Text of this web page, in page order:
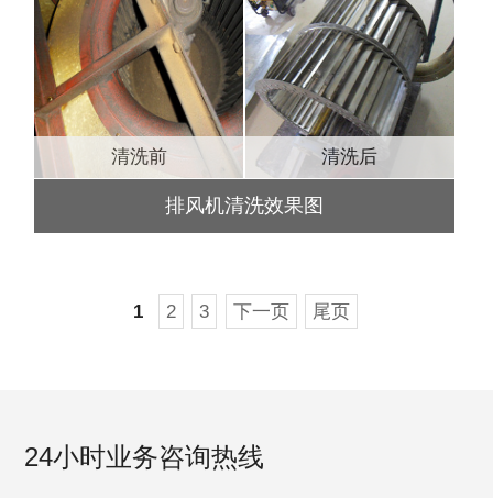
清洗前 清洗后
排风机清洗效果图
1 2 3 下一页 尾页
24小时业务咨询热线